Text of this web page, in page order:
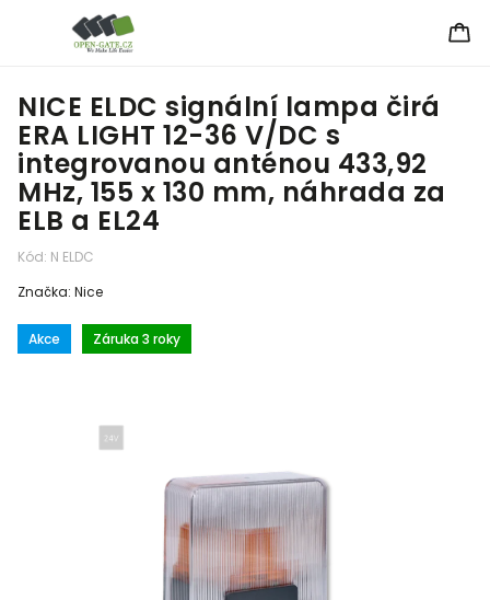
NICE ELDC signální lampa čirá
ERA LIGHT 12-36 V/DC s
integrovanou anténou 433,92
MHz, 155 x 130 mm, náhrada za
ELB a EL24
Kód: N ELDC
Akce Záruka 3 roky
Značka: Nice